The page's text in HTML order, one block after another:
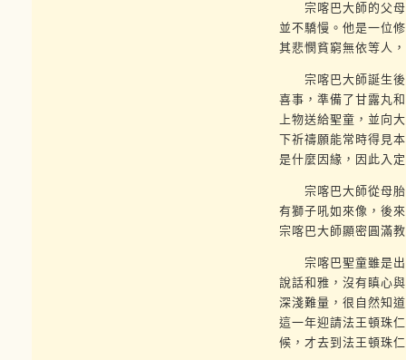
宗喀巴大師的父母
並不驕慢。他是一位
其悲憫貧窮無依等人
宗喀巴大師誕生後
喜事，準備了甘露丸
上物送給聖童，並向
下祈禱願能常時得見
是什麼因緣，因此入
宗喀巴大師從母胎
有獅子吼如來像，後
宗喀巴大師顯密圓滿
宗喀巴聖童雖是出
說話和雅，沒有瞋心
深淺難量，很自然知
這一年迎請法王頓珠
候，才去到法王頓珠